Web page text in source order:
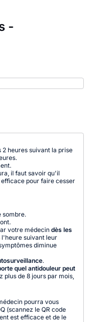
-
2 heures suivant la prise
il faut savoir qu'il
pour faire cesser
sombre.
votre médecindès les
l'heure suivant leur
diminue
.
quel antidouleur peut
plus de 8 jours par mois,
pourra vous
(scannez le QR code
est efficace et de le